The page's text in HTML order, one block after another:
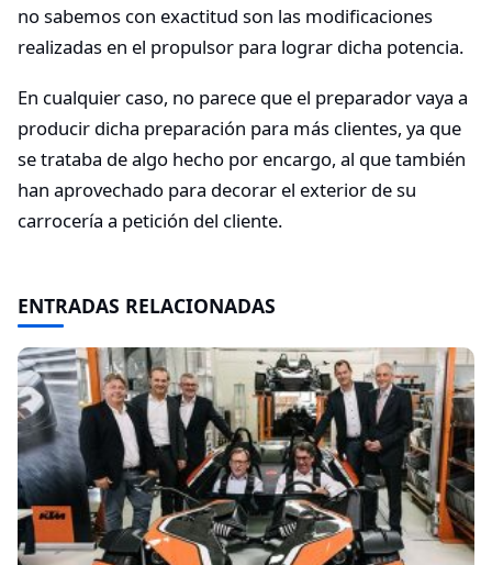
no sabemos con exactitud son las modificaciones
realizadas en el propulsor para lograr dicha potencia.
En cualquier caso, no parece que el preparador vaya a
producir dicha preparación para más clientes, ya que
se trataba de algo hecho por encargo, al que también
han aprovechado para decorar el exterior de su
carrocería a petición del cliente.
ENTRADAS RELACIONADAS